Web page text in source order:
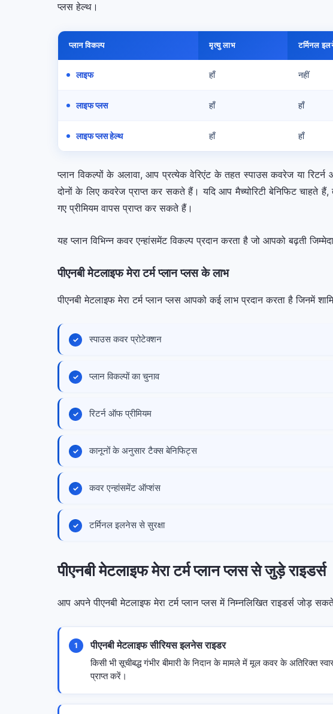
प्लस हेल्थ।
प्लान विकल्प मृत्यु लाभ टर्मिनल
लाइफ हाँ नहीं
लाइफ प्लस हाँ हाँ
लाइफ प्लस हेल्थ हाँ हाँ
प्लान विकल्पों के अलावा, आप प्रत्येक वेरिएंट के तहत स्पाउस कवरेज या
दोनों के लिए कवरेज प्राप्त कर सकते हैं। यदि आप मैच्योरिटी बेनिफिट चाहते
गए प्रीमियम वापस प्राप्त कर सकते हैं।
यह प्लान विभिन्न कवर एन्हांसमेंट विकल्प प्रदान करता है जो आपको बढ़ती
पीएनबी मेटलाइफ मेरा टर्म प्लान प्लस के लाभ
पीएनबी मेटलाइफ मेरा टर्म प्लान प्लस आपको कई लाभ प्रदान करता है जिनमें
स्पाउस कवर प्रोटेक्शन
प्लान विकल्पों का चुनाव
रिटर्न ऑफ प्रीमियम
कानूनों के अनुसार टैक्स बेनिफिट्स
कवर एन्हांसमेंट ऑप्शंस
टर्मिनल इलनेस से सुरक्षा
पीएनबी मेटलाइफ मेरा टर्म प्लान प्लस से जुड़े राइडर्स
आप अपने पीएनबी मेटलाइफ मेरा टर्म प्लान प्लस में निम्नलिखित राइडर्स जोड़
1 पीएनबी मेटलाइफ सीरियस इलनेस राइडर
किसी भी सूचीबद्ध गंभीर बीमारी के निदान के मामले में मूल कवर के अतिरिक्त
प्राप्त करें।